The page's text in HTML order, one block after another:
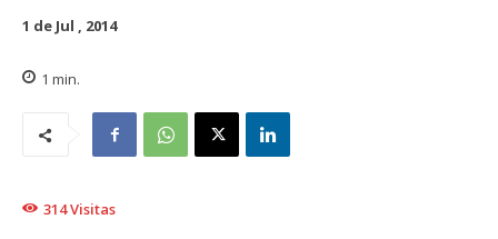
1 de Jul , 2014
1 min.
314Visitas